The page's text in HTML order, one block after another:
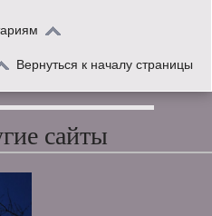
Вернуться к началу страницы
сайты